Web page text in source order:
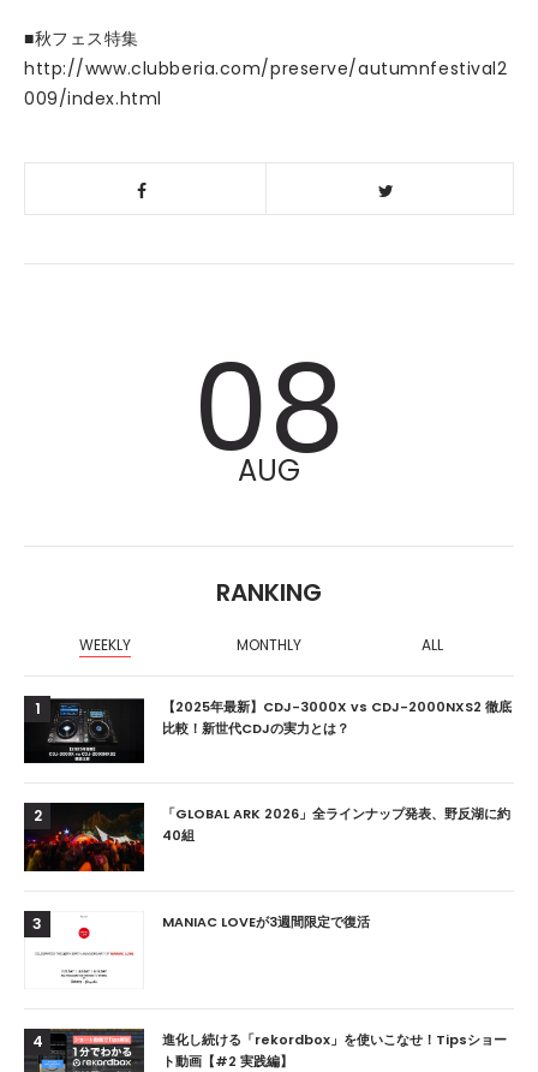
■秋フェス特集
http://www.clubberia.com/preserve/autumnfestival2
009/index.html
08
AUG
RANKING
WEEKLY MONTHLY ALL
1
【2025年最新】CDJ-3000X vs CDJ-2000NXS2 徹底
比較！新世代CDJの実力とは？
2
「GLOBAL ARK 2026」全ラインナップ発表、野反湖に約
40組
3 MANIAC LOVEが3週間限定で復活
4
進化し続ける「rekordbox」を使いこなせ！Tipsショー
ト動画【#2 実践編】